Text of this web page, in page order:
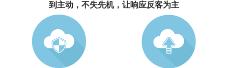
到主动，不失先机，让响应反客为主